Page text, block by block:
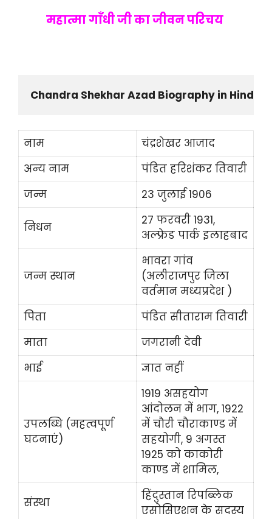
महात्मा गाँधी जी का जीवन परिचय
Chandra Shekhar Azad Biography in Hindi
नाम
चंद्रशेखर आजाद
अन्य नाम
पंडित हरिशंकर तिवारी
जन्म
23 जुलाई 1906
निधन
27 फरवरी 1931,
अल्फ्रेड पार्क इलाहबाद
जन्म स्थान
भावरा गांव
(अलीराजपुर जिला
वर्तमान मध्यप्रदेश )
पिता
पंडित सीताराम तिवारी
माता
जगरानी देवी
भाई
ज्ञात नहीं
उपलब्धि (महत्वपूर्ण
घटनाएं)
1919 असहयोग
आंदोलन में भाग, 1922
में चौरी चौराकाण्ड में
सहयोगी, 9 अगस्त
1925 को काकोरी
काण्ड में शामिल,
संस्था
हिंदुस्तान रिपब्लिक
एसोसिएशन के सदस्य